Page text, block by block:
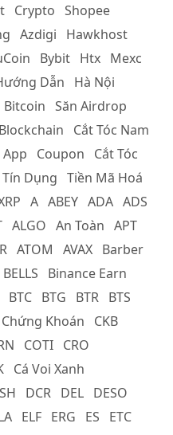
Crypto Shopee
Azdigi
Hawkhost
Bybit Htx Mexc
Dẫn
Hà Nội
Bitcoin Săn Airdrop
Blockchain
Cắt Tóc Nam
App Coupon
Cắt Tóc
Dụng Tiền Mã Hoá
A ABEY ADA ADS
ALGO An Toàn APT
ATOM AVAX Barber
BELLS
Binance Earn
BTC BTG BTR BTS
Chứng Khoán
CKB
COTI CRO
Cá Voi Xanh
DCR DEL DESO
ELF ERG ES
ETC